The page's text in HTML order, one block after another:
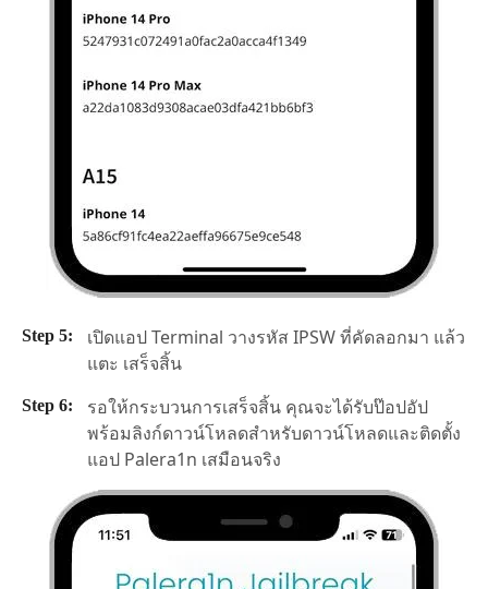
เปิดแอป Terminal วางรหัส IPSW ที่คัดลอกมา แล้ว
แตะ เสร็จสิ้น
รอให้กระบวนการเสร็จสิ้น คุณจะได้รับป๊อปอัป
พร้อมลิงก์ดาวน์โหลดสำหรับดาวน์โหลดและติดตั้ง
แอป Palera1n เสมือนจริง